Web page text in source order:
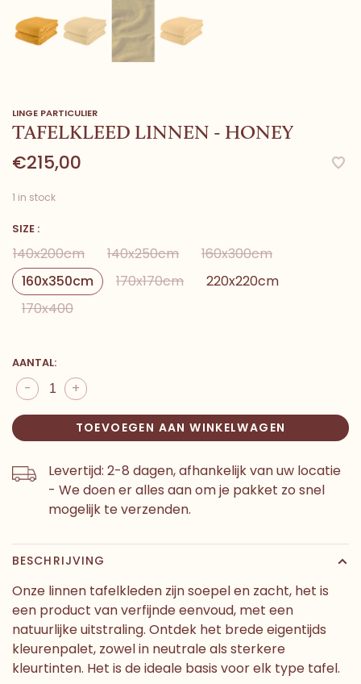
LINGE PARTICULIER
TAFELKLEED LINNEN - HONEY
€215,00
1 in stock
SIZE :
140x200cm 140x250cm
160x300cm
160x350cm
170x170cm
220x220cm
170x400
AANTAL:
+
-
TOEVOEGEN AAN WINKELWAGEN
Levertijd: 2-8 dagen, afhankelijk van uw locatie
- We doen er alles aan om je pakket zo snel
mogelijk te verzenden.
BESCHRIJVING
Onze linnen tafelkleden zijn soepel en zacht, het is
een product van verfijnde eenvoud, met een
natuurlijke uitstraling. Ontdek het brede eigentijds
kleurenpalet, zowel in neutrale als sterkere
kleurtinten. Het is de ideale basis voor elk type tafel.